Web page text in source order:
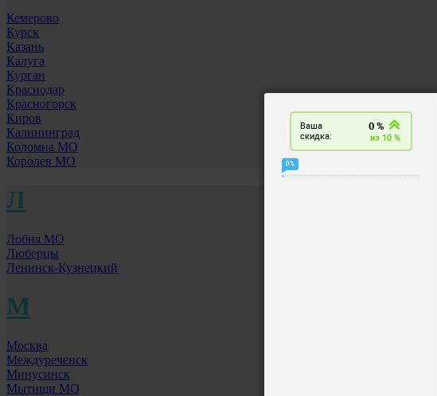
Кемерово
Курск
Казань
Калуга
Курган
Краснодар
Красногорск
Киров
Калининград
Коломна МО
Королев МО
Л
Лобня МО
Люберцы
Ленинск-Кузнецкий
М
Москва
Междуреченск
Минусинск
Мытищи МО